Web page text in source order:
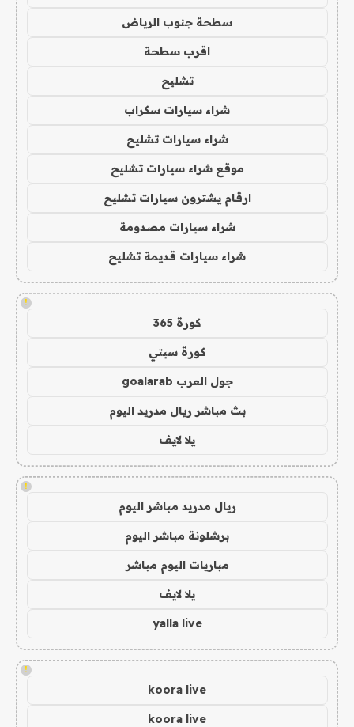
سطحة جنوب الرياض
اقرب سطحة
تشليح
شراء سيارات سكراب
شراء سيارات تشليح
موقع شراء سيارات تشليح
ارقام يشترون سيارات تشليح
شراء سيارات مصدومة
شراء سيارات قديمة تشليح
!
كورة 365
كورة سيتي
جول العرب goalarab
بث مباشر ريال مدريد اليوم
يلا لايف
!
ريال مدريد مباشر اليوم
برشلونة مباشر اليوم
مباريات اليوم مباشر
يلا لايف
yalla live
!
koora live
koora live